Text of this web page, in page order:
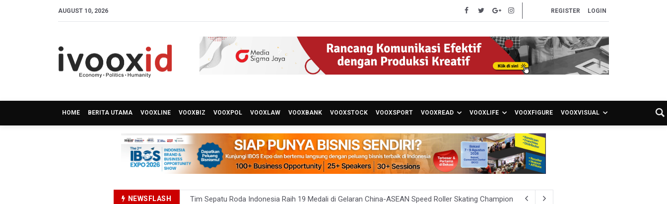
AUGUST 10, 2026 REGISTER LOGIN
HOME BERITA UTAMA VOOXLINE VOOXBIZ VOOXPOL VOOXLAW VOOXBANK VOOXSTOCK VOOXSPORT VOOXREAD VOOXLIFE VOOXFIGURE VOOXVISUAL
NEWSFLASH
Tim Sepatu Roda Indonesia Raih 19 Medali di Gelaran China-ASEAN Speed Roller Skating Championships 2026